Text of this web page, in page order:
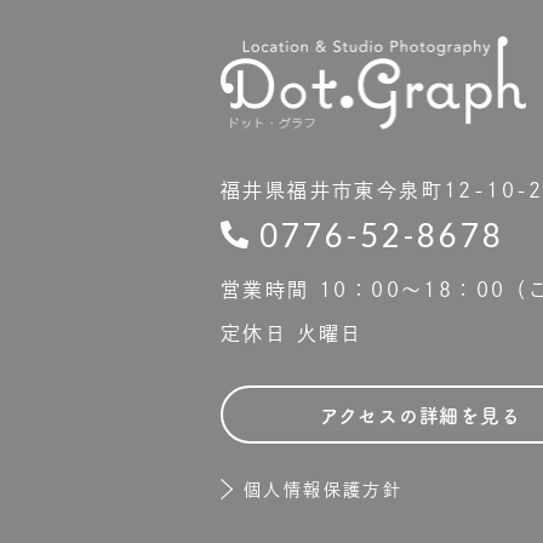
福井県福井市東今泉町12-10-2
0776-52-8678
営業時間 10：00〜18：00（ご
定休日 火曜日
アクセスの詳細を見る
個人情報保護方針